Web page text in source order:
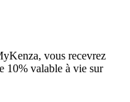
vous recevrez
10% valable à vie sur